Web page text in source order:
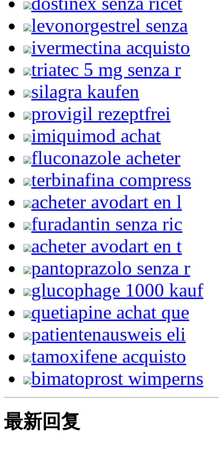
levonorgestrel senza
ivermectina acquisto
triatec 5 mg senza r
silagra kaufen
provigil rezeptfrei
imiquimod achat
fluconazole acheter
terbinafina compress
acheter avodart en l
furadantin senza ric
acheter avodart en t
pantoprazolo senza r
glucophage 1000 kauf
quetiapine achat que
patientenausweis eli
tamoxifene acquisto
bimatoprost wimperns
最新回复